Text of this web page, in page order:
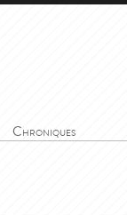
Chroniques